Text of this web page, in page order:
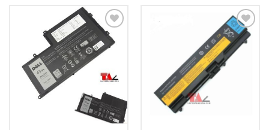
Add to
Wishlist
Add to
Wishlist